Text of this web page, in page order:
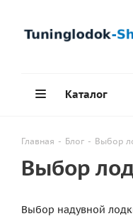
Каталог
Главная - Блог - Выбор
Выбор
Выбор надувной